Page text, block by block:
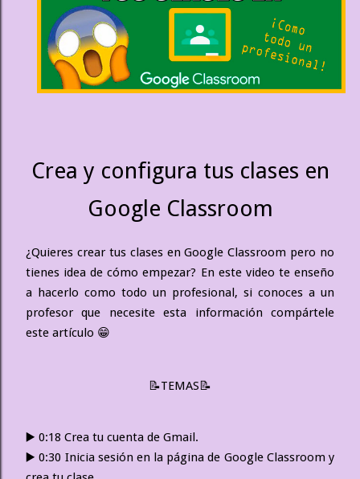
Crea y configura tus clases en
Google Classroom
¿Quieres crear tus clases en Google Classroom pero no
tienes idea de cómo empezar? En este video te enseño
a hacerlo como todo un profesional, si conoces a un
profesor que necesite esta información compártele
este artículo 😁
📝TEMAS📝
▶️ 0:18 Crea tu cuenta de Gmail.
▶️ 0:30 Inicia sesión en la página de Google Classroom y